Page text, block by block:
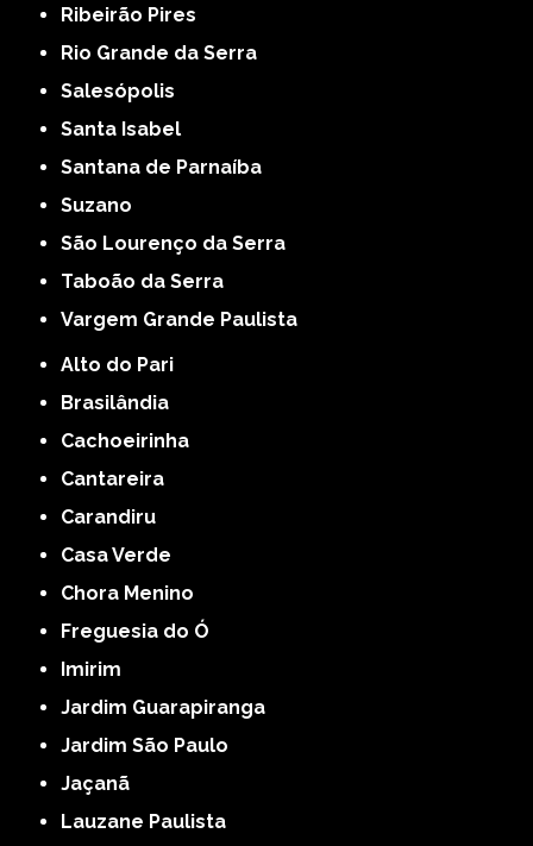
Ribeirão Pires
Rio Grande da Serra
Salesópolis
Santa Isabel
Santana de Parnaíba
Suzano
São Lourenço da Serra
Taboão da Serra
Vargem Grande Paulista
Alto do Pari
Brasilândia
Cachoeirinha
Cantareira
Carandiru
Casa Verde
Chora Menino
Freguesia do Ó
Imirim
Jardim Guarapiranga
Jardim São Paulo
Jaçanã
Lauzane Paulista